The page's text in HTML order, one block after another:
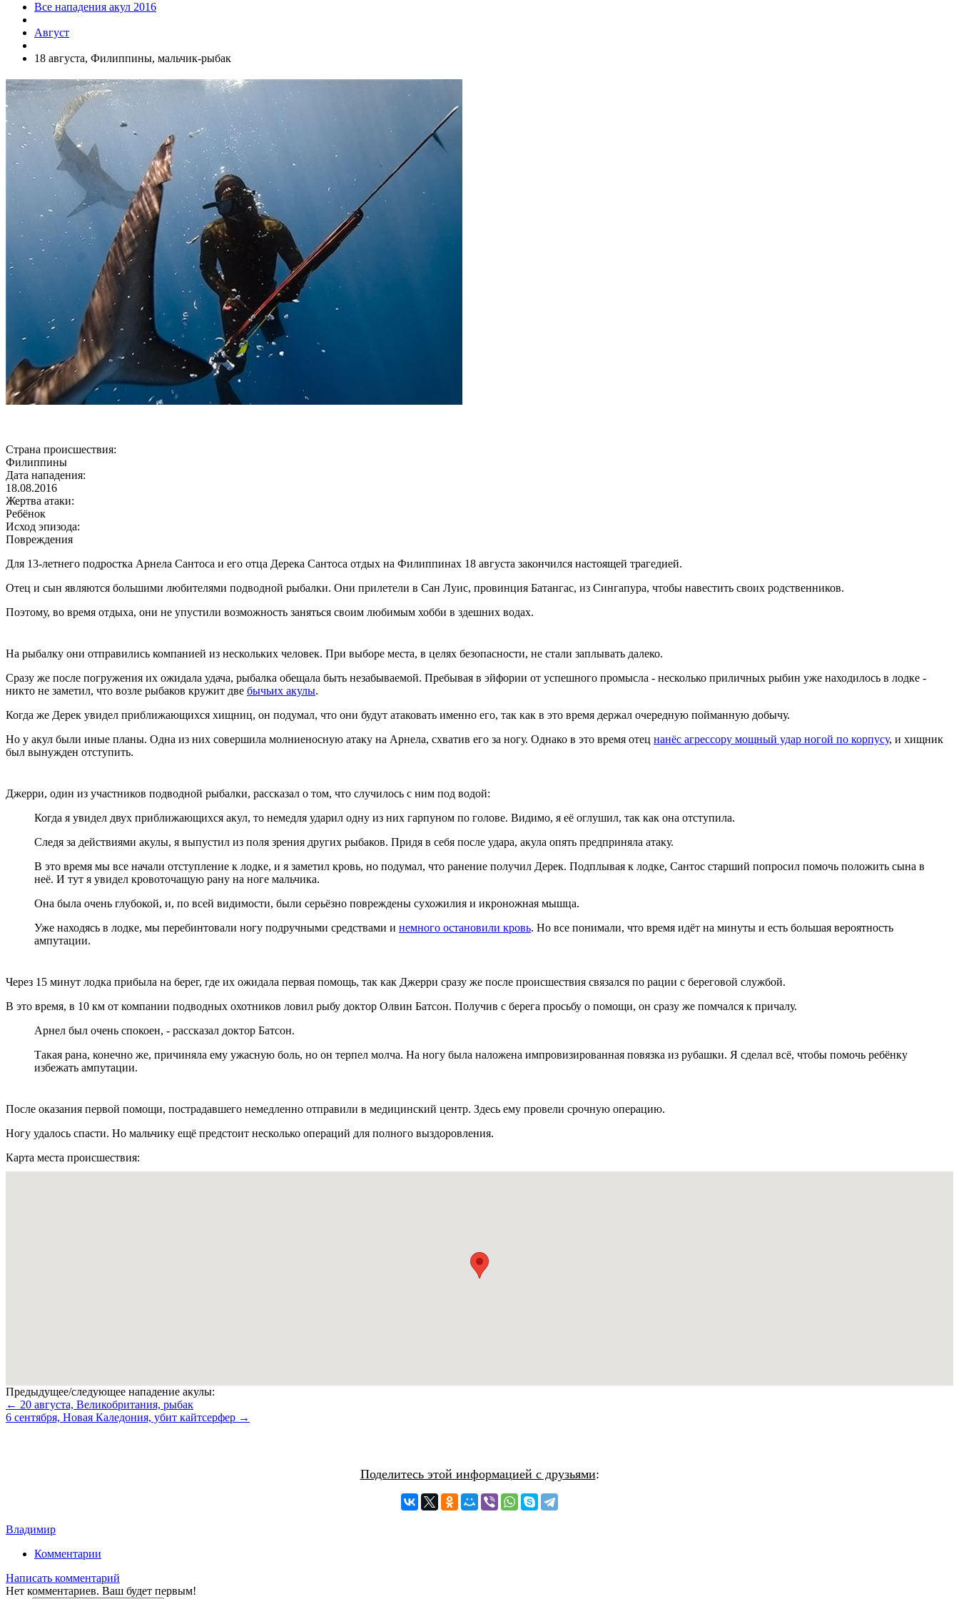
Все нападения акул 2016
Август
18 августа, Филиппины, мальчик-рыбак
Страна происшествия:
Филиппины
Дата нападения:
18.08.2016
Жертва атаки:
Ребёнок
Исход эпизода:
Повреждения
Для 13-летнего подростка Арнела Сантоса и его отца Дерека Сантоса отдых на Филиппинах 18 августа закончился настоящей трагедией.
Отец и сын являются большими любителями подводной рыбалки. Они прилетели в Сан Луис, провинция Батангас, из Сингапура, чтобы навестить своих родственников.
Поэтому, во время отдыха, они не упустили возможность заняться своим любимым хобби в здешних водах.
На рыбалку они отправились компанией из нескольких человек. При выборе места, в целях безопасности, не стали заплывать далеко.
Сразу же после погружения их ожидала удача, рыбалка обещала быть незабываемой. Пребывая в эйфории от успешного промысла - несколько приличных рыбин уже находилось в лодке -
никто не заметил, что возле рыбаков кружит две бычьих акулы.
Когда же Дерек увидел приближающихся хищниц, он подумал, что они будут атаковать именно его, так как в это время держал очередную пойманную добычу.
Но у акул были иные планы. Одна из них совершила молниеносную атаку на Арнела, схватив его за ногу. Однако в это время отец нанёс агрессору мощный удар ногой по корпусу, и хищник
был вынужден отступить.
Джерри, один из участников подводной рыбалки, рассказал о том, что случилось с ним под водой:
Когда я увидел двух приближающихся акул, то немедля ударил одну из них гарпуном по голове. Видимо, я её оглушил, так как она отступила.
Следя за действиями акулы, я выпустил из поля зрения других рыбаков. Придя в себя после удара, акула опять предприняла атаку.
В это время мы все начали отступление к лодке, и я заметил кровь, но подумал, что ранение получил Дерек. Подплывая к лодке, Сантос старший попросил помочь положить сына в
неё. И тут я увидел кровоточащую рану на ноге мальчика.
Она была очень глубокой, и, по всей видимости, были серьёзно повреждены сухожилия и икроножная мышца.
Уже находясь в лодке, мы перебинтовали ногу подручными средствами и немного остановили кровь. Но все понимали, что время идёт на минуты и есть большая вероятность
ампутации.
Через 15 минут лодка прибыла на берег, где их ожидала первая помощь, так как Джерри сразу же после происшествия связался по рации с береговой службой.
В это время, в 10 км от компании подводных охотников ловил рыбу доктор Олвин Батсон. Получив с берега просьбу о помощи, он сразу же помчался к причалу.
Арнел был очень спокоен, - рассказал доктор Батсон.
Такая рана, конечно же, причиняла ему ужасную боль, но он терпел молча. На ногу была наложена импровизированная повязка из рубашки. Я сделал всё, чтобы помочь ребёнку
избежать ампутации.
После оказания первой помощи, пострадавшего немедленно отправили в медицинский центр. Здесь ему провели срочную операцию.
Ногу удалось спасти. Но мальчику ещё предстоит несколько операций для полного выздоровления.
Карта места происшествия:
Предыдущее/следующее нападение акулы:
← 20 августа, Великобритания, рыбак
6 сентября, Новая Каледония, убит кайтсерфер →
Поделитесь этой информацией с друзьями:
Владимир
Комментарии
Написать комментарий
Нет комментариев. Ваш будет первым!